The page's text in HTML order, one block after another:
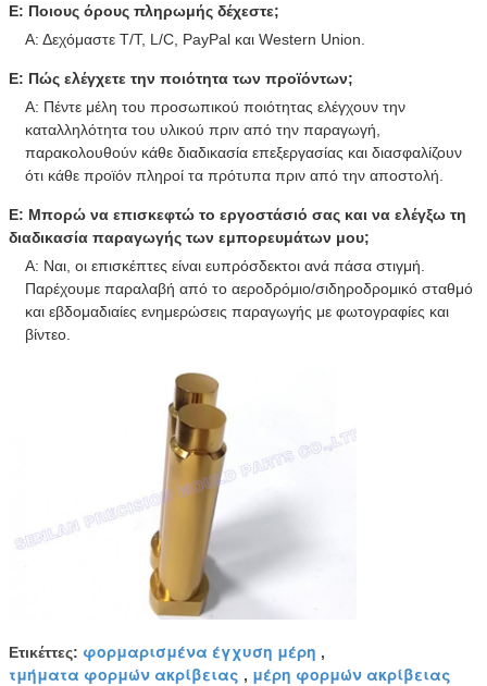
Ε: Ποιους όρους πληρωμής δέχεστε;
Α: Δεχόμαστε T/T, L/C, PayPal και Western Union.
Ε: Πώς ελέγχετε την ποιότητα των προϊόντων;
Α: Πέντε μέλη του προσωπικού ποιότητας ελέγχουν την
καταλληλότητα του υλικού πριν από την παραγωγή,
παρακολουθούν κάθε διαδικασία επεξεργασίας και διασφαλίζουν
ότι κάθε προϊόν πληροί τα πρότυπα πριν από την αποστολή.
Ε: Μπορώ να επισκεφτώ το εργοστάσιό σας και να ελέγξω τη
διαδικασία παραγωγής των εμπορευμάτων μου;
Α: Ναι, οι επισκέπτες είναι ευπρόσδεκτοι ανά πάσα στιγμή.
Παρέχουμε παραλαβή από το αεροδρόμιο/σιδηροδρομικό σταθμό
και εβδομαδιαίες ενημερώσεις παραγωγής με φωτογραφίες και
βίντεο.
Ετικέττες: φορμαρισμένα έγχυση μέρη ,
τμήματα φορμών ακρίβειας , μέρη φορμών ακρίβειας